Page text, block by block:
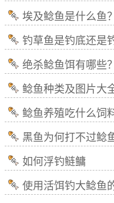
埃及鲶鱼是什么鱼？
钓草鱼是钓底还是
绝杀鲶鱼饵有哪些？
鲶鱼种类及图片大
鲶鱼养殖吃什么饲
黑鱼为何打不过鲶
如何浮钓鲢鳙
使用活饵钓大鲶鱼